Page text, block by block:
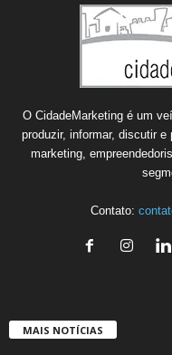
O CidadeMarketing é um
produzir, informar, discutir
marketing,
Contato:
MAIS NOTÍCIAS